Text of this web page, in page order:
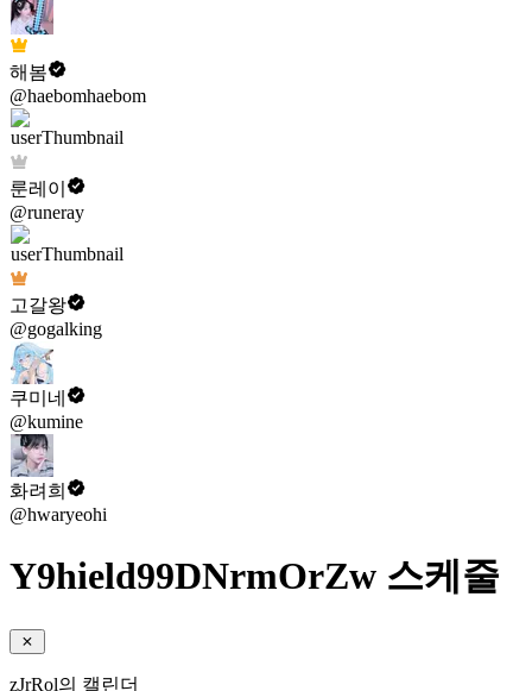
해봄
@haebomhaebom
룬레이
@runeray
고갈왕
@gogalking
쿠미네
@kumine
화려희
@hwaryeohi
Y9hield99DNrmOrZw 스케줄
zJrRol의 캘린더